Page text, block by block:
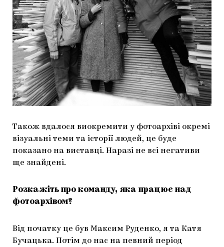
Також вдалося виокремити у фотоархіві окремі
візуальні теми та історії людей, це буде
показано на виставці. Наразі не всі негативи
ще знайдені.
Розкажіть про команду, яка працює над
фотоархівом?
Від початку це був Максим Руденко, я та Катя
Бучацька. Потім до нас на певний період